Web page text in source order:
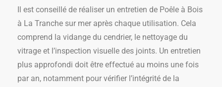
Il est conseillé de réaliser un entretien de Poêle à Bois
à La Tranche sur mer après chaque utilisation. Cela
comprend la vidange du cendrier, le nettoyage du
vitrage et l’inspection visuelle des joints. Un entretien
plus approfondi doit être effectué au moins une fois
par an, notamment pour vérifier l’intégrité de la